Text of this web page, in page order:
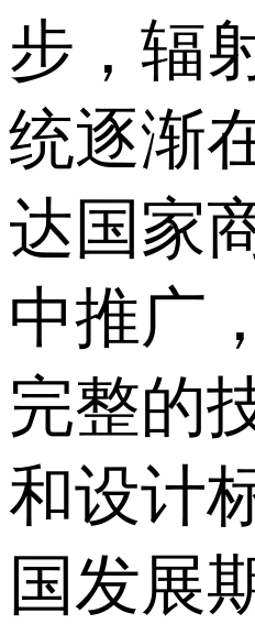
步，辐
统逐渐
达国家
中推广
完整的
和设计
国发展